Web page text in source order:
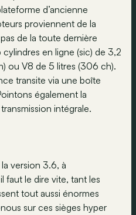
d’ancienne
proviennent de la
de la toute dernière
en ligne (sic) de 3,2
ou V8 de 5 litres (306 ch).
transite via une boîte
également la
intégrale.
version 3.6, à
faut le dire vite, tant les
tout aussi énormes
sur ces sièges hyper